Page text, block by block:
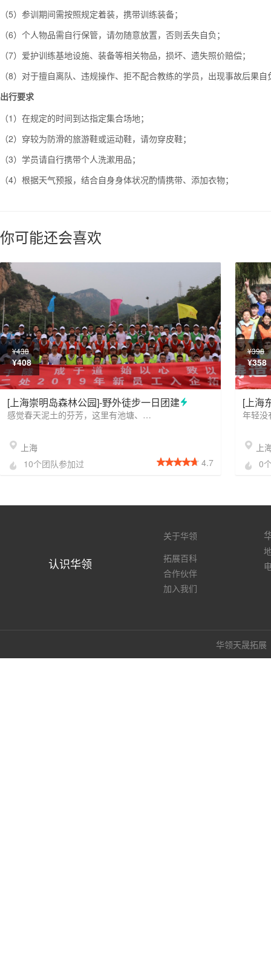
（5）参训期间需按照规定着装，携带训练装备；
（6）个人物品需自行保管，请勿随意放置，否则丢失自负；
（7）爱护训练基地设施、装备等相关物品，损坏、遗失照价赔偿；
（8）对于擅自离队、违规操作、拒不配合教练的学员，出现事故后果
出行要求
（1）在规定的时间到达指定集合场地；
（2）穿较为防滑的旅游鞋或运动鞋，请勿穿皮鞋；
（3）学员请自行携带个人洗漱用品；
（4）根据天气预报，结合自身身体状况酌情携带、添加衣物；
你可能还会喜欢
¥438
¥408
[上海崇明岛森林公园]-野外徒步一日团建
感觉春天泥土的芬芳，这里有池塘、有荷花、有可爱的小动物
上海
10个团队参加过
4.7
¥398
¥358
[上海
上
0
认识华领
关于华领
拓展百科
合作伙伴
加入我们
华领天晟拓